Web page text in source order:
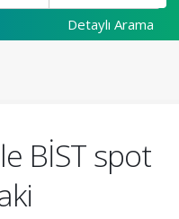
Detaylı Arama
BİST spot